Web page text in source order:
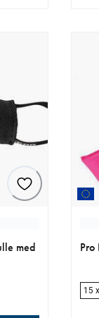
med
Pro
15